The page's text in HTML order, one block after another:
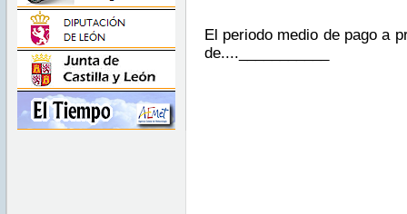
El periodo medio de pago a
de....___________